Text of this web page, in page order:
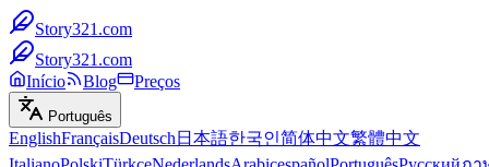
Story321.com
Story321.com
Início
Blog Preços
Português
EnglishFrançaisDeutsch 日本語한국인简体中文繁體中文